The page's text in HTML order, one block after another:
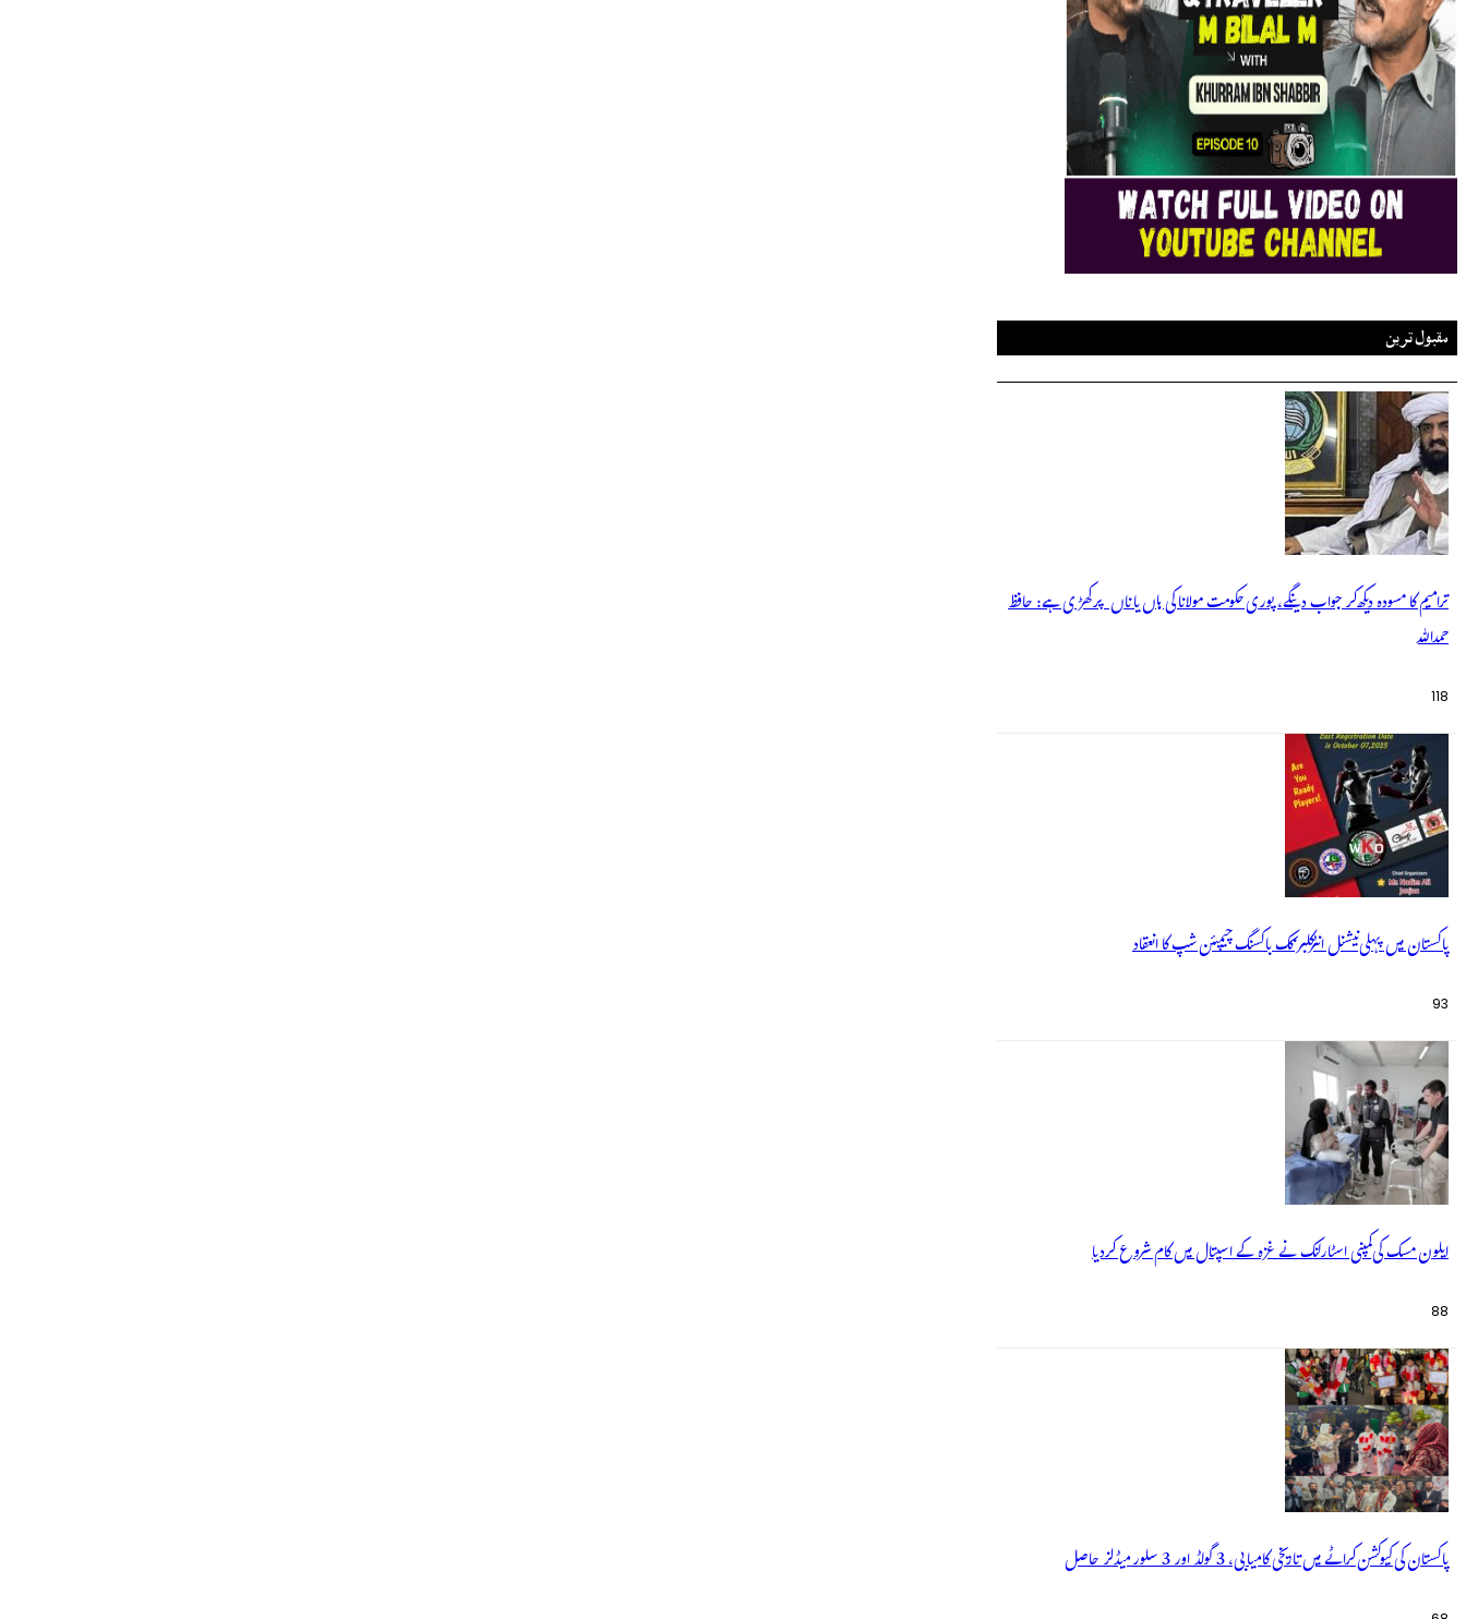
مقبول ترین
ترامیم کا مسودہ دیکھ کر جواب دینگے، پوری حکومت مولانا کی ہاں یا ناں پر کھڑی ہے: حافظ
حمداللہ
118
پاکستان میں پہلی نیشنل انٹرکلبز کک باکسنگ چیمپئن شپ کا انعقاد
93
ایلون مسک کی کمپنی اسٹارلنک نے غزہ کے اسپتال میں کام شروع کردیا
88
پاکستان کی کیوکشن کراٹے میں تاریخی کامیابی، 3 گولڈ اور 3 سلور میڈلز حاصل